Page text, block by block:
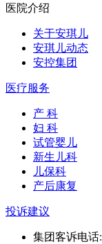
医院介绍
关于安琪儿
安琪儿动态
安控集团
医疗服务
产 科
妇 科
试管婴儿
新生儿科
儿保科
产后康复
投诉建议
集团客诉电话: